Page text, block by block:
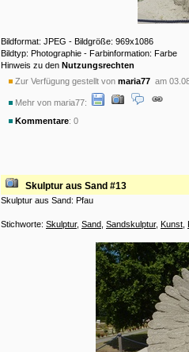
Bildformat: JPEG - Bildgröße: 969x1086
Bildtyp: Photographie - Farbinformation: Farbe
Hinweis zu den Nutzungsrechten
Zur Verfügung gestellt von maria77 am
Mehr von maria77:
Kommentare: 0
Skulptur aus Sand #13
Skulptur aus Sand: Pfau
Stichworte: Skulptur, Sand Sandskulptur, Kunst